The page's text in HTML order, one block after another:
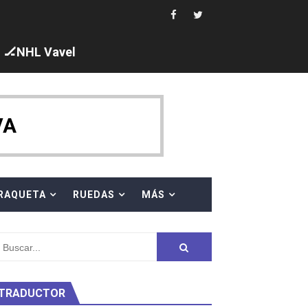
y Taddeucci. Ángela Martínez 5ª en 10km
al equipo neutral ruso, llevándose 8 medallas, seis para
🏒NHL Vavel
RAQUETA RUEDAS MÁS